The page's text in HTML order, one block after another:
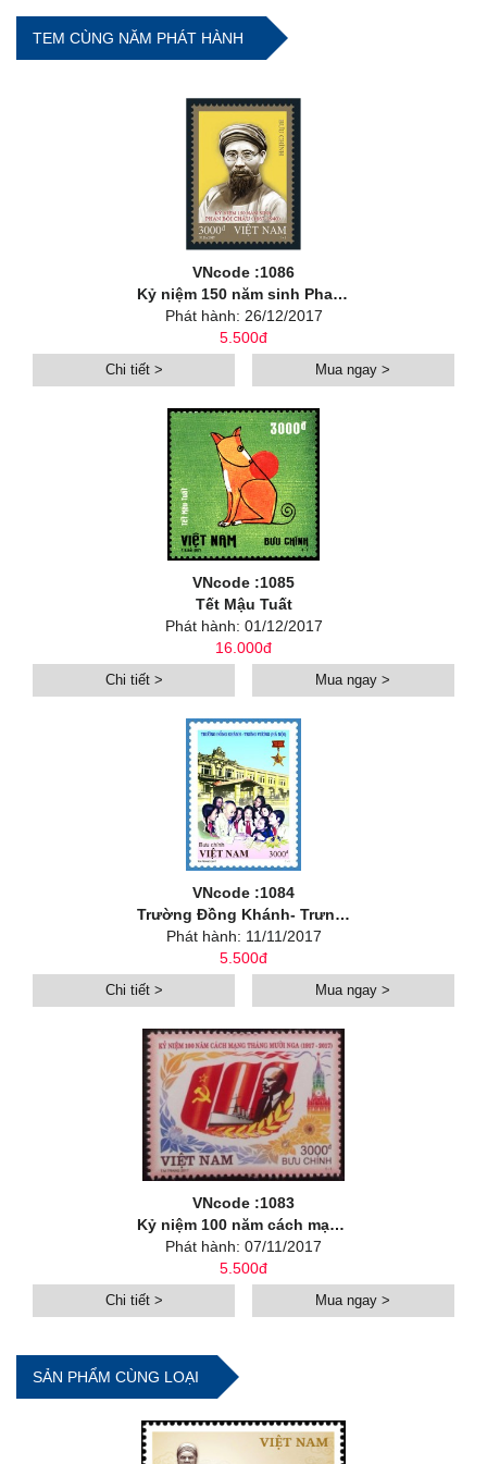
TEM CÙNG NĂM PHÁT HÀNH
VNcode :1086
Kỷ niệm 150 năm sinh Phan Bội Châu (1867-1940)
Phát hành: 26/12/2017
5.500đ
Chi tiết > Mua ngay >
VNcode :1085
Tết Mậu Tuất
Phát hành: 01/12/2017
16.000đ
Chi tiết > Mua ngay >
VNcode :1084
Trường Đồng Khánh- Trưng Vương
Phát hành: 11/11/2017
5.500đ
Chi tiết > Mua ngay >
VNcode :1083
Kỷ niệm 100 năm cách mạng tháng 10 Nga
Phát hành: 07/11/2017
5.500đ
Chi tiết > Mua ngay >
SẢN PHẨM CÙNG LOẠI